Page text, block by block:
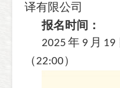
译有限公司
报名时间：
2025 年 9 月 19
（22:00 ）